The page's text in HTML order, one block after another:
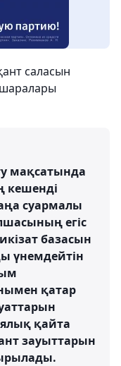
саласын
шаралары
мақсатында
кешенді
суармалы
егіс
базасын
үнемдейтін
қатар
қайта
зауыттарын